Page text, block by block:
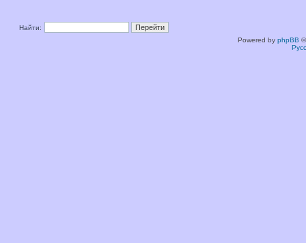
Найти:
Powered by phpBB